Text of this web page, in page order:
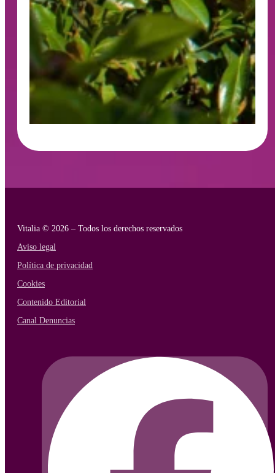
Vitalia © 2026 – Todos los derechos reservados
Aviso legal
Política de privacidad
Cookies
Contenido Editorial
Canal Denuncias